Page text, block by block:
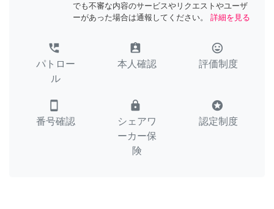
でも不審な内容のサービスやリクエストやユーザ
ーがあった場合は通報してください。
詳細を見る
perm_phone_msg
パトロー
ル
assignment_ind
本人確認
tag_faces
評価制度
smartphone
番号確認
lock
シェアワ
ーカー保
険
stars
認定制度